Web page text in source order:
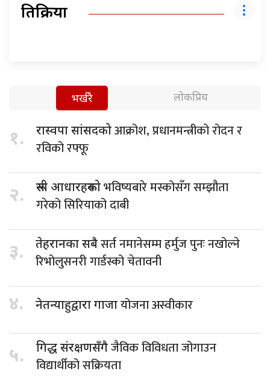
प्रतिक्रिया
भर्खरै लोकप्रिय
१. रास्वपा सांसदकोआक्रोश, प्रधानमन्त्रीको रोदन र
रविको रफ्फू
२. रूसी आधारहरूकोभविष्यबारे मस्कोसँग सम्झौता
गरेको सिरियाको दाबी
३. तेहरानका सबैसर्त नमानेसम्म हर्मुज पुनः नखोल्ने
रिभोलुसनरी गार्डस्को चेतावनी
४. नेतन्याहुद्वारा गाजायोजना अस्वीकार
५. गिद्ध संरक्षणसँगैजैविक विविधता जोगाउन
विद्यार्थीको सक्रियता